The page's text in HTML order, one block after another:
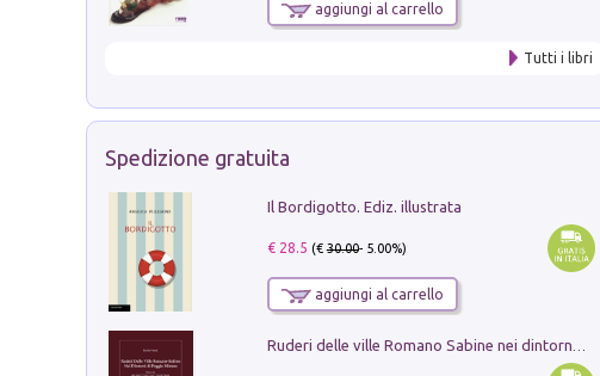
aggiungi al carrello
Tutti i libri
Spedizione gratuita
Il Bordigotto. Ediz. illustrata
€ 28.5 (€30.00- 5.00%)
aggiungi al carrello
Ruderi delle ville Romano Sabine nei dintorni di Poggio Mirteto. Illustrati dal dott.re prof.re cav.re Ercole Nardi regio ispettore degli scavi e monumenti. Anno 1885. Tavole e studio. Con 25 tavole fuori testo in cartella editoriale